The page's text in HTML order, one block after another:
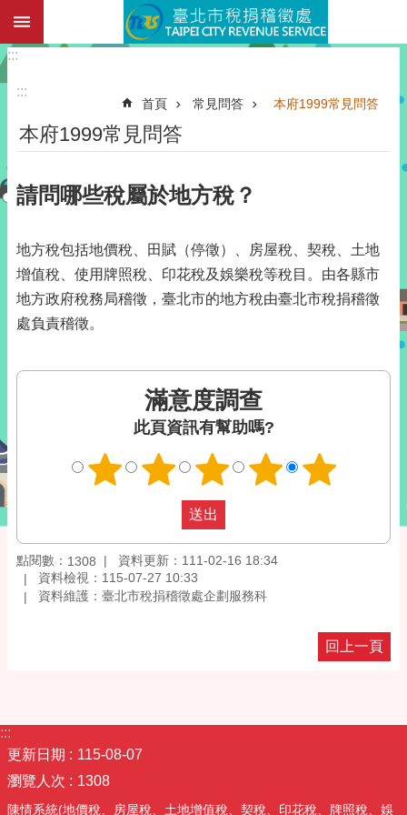
跳到主要內容區塊
:::
:::
首頁 常見問答 本府1999常見問答
本府1999常見問答
請問哪些稅屬於地方稅？
地方稅包括地價稅、田賦（停徵）、房屋稅、契稅、土地
增值稅、使用牌照稅、印花稅及娛樂稅等稅目。由各縣市
地方政府稅務局稽徵，臺北市的地方稅由臺北市稅捐稽徵
處負責稽徵。
滿意度調查
此頁資訊有幫助嗎?
點閱數： 1308
資料更新：111-02-16 18:34
資料檢視：115-07-27 10:33
資料維護：臺北市稅捐稽徵處企劃服務科
回上一頁
:::
更新日期
115-08-07
瀏覽人次
1308
陳情系統(地價稅、房屋稅、土地增值稅、契稅、印花稅、牌照稅、娛